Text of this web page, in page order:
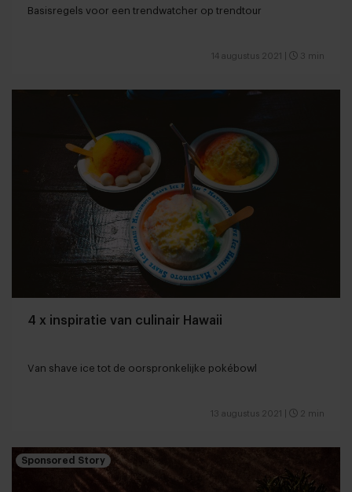
Basisregels voor een trendwatcher op trendtour
14 augustus 2021 3 min
4 x inspiratie van culinair Hawaii
Van shave ice tot de oorspronkelijke pokébowl
13 augustus 2021 2 min
Sponsored Story